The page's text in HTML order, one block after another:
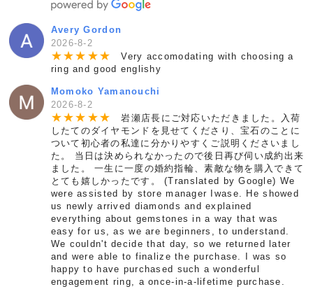
Avery Gordon
2026-8-2
★★★ ★★
Very accomodating with choosing a
ring and good englishy
Momoko Yamanouchi
2026-8-2
★★★ ★★
岩瀬店長にご対応いただきました。入荷
したてのダイヤモンドを見せてくださり、宝石のことに
ついて初心者の私達に分かりやすくご説明くださいまし
た。 当日は決められなかったので後日再び伺い成約出来
ました。 一生に一度の婚約指輪、素敵な物を購入できて
とても嬉しかったです。 (Translated by Google) We
were assisted by store manager Iwase. He showed
us newly arrived diamonds and explained
everything about gemstones in a way that was
easy for us, as we are beginners, to understand.
We couldn't decide that day, so we returned later
and were able to finalize the purchase. I was so
happy to have purchased such a wonderful
engagement ring, a once-in-a-lifetime purchase.